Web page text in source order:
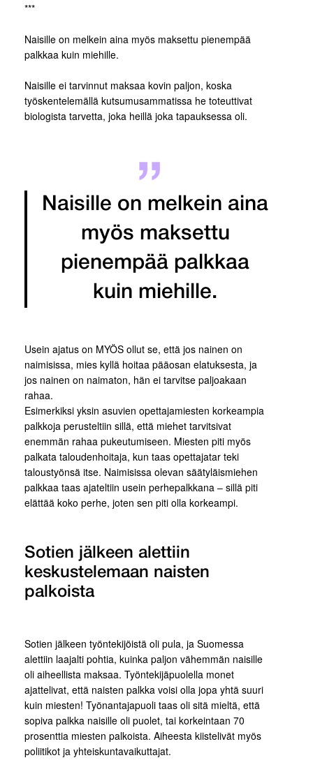
***
Naisille on melkein aina myös maksettu pienempää
palkkaa kuin miehille.
Naisille ei tarvinnut maksaa kovin paljon, koska
työskentelemällä kutsumusammatissa he toteuttivat
biologista tarvetta, joka heillä joka tapauksessa oli.
Naisille on melkein aina
myös maksettu
pienempää palkkaa
kuin miehille.
Usein ajatus on MYÖS ollut se, että jos nainen on
naimisissa, mies kyllä hoitaa pääosan elatuksesta, ja
jos nainen on naimaton, hän ei tarvitse paljoakaan
rahaa.
Esimerkiksi yksin asuvien opettajamiesten korkeampia
palkkoja perusteltiin sillä, että miehet tarvitsivat
enemmän rahaa pukeutumiseen. Miesten piti myös
palkata taloudenhoitaja, kun taas opettajatar teki
taloustyönsä itse. Naimisissa olevan säätyläismiehen
palkkaa taas ajateltiin usein perhepalkkana – sillä piti
elättää koko perhe, joten sen piti olla korkeampi.
Sotien jälkeen alettiin
keskustelemaan naisten
palkoista
Sotien jälkeen työntekijöistä oli pula, ja Suomessa
alettiin laajalti pohtia, kuinka paljon vähemmän naisille
oli aiheellista maksaa. Työntekijäpuolella monet
ajattelivat, että naisten palkka voisi olla jopa yhtä suuri
kuin miesten! Työnantajapuoli taas oli sitä mieltä, että
sopiva palkka naisille oli puolet, tai korkeintaan 70
prosenttia miesten palkoista. Aiheesta kiistelivät myös
poliitikot ja yhteiskuntavaikuttajat.